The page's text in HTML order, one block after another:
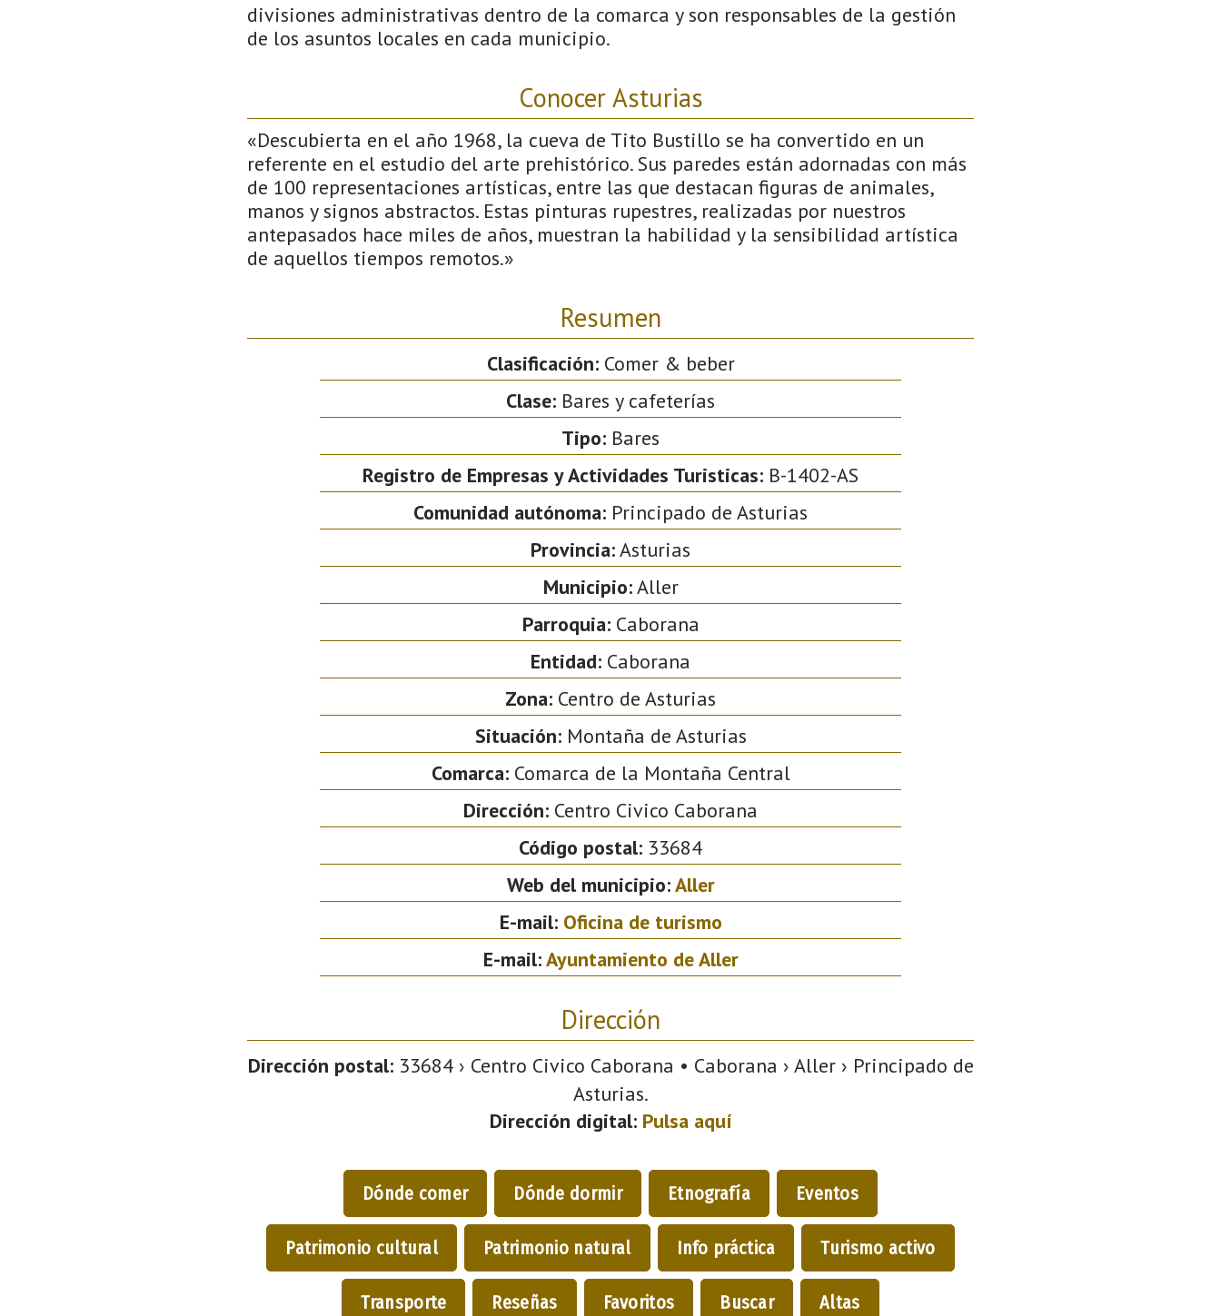
divisiones administrativas dentro de la comarca y son responsables de la gestión
de los asuntos locales en cada municipio.
Conocer Asturias
«Descubierta en el año 1968, la cueva de Tito Bustillo se ha convertido en un
referente en el estudio del arte prehistórico. Sus paredes están adornadas con más
de 100 representaciones artísticas, entre las que destacan figuras de animales,
manos y signos abstractos. Estas pinturas rupestres, realizadas por nuestros
antepasados hace miles de años, muestran la habilidad y la sensibilidad artística
de aquellos tiempos remotos.»
Resumen
Clasificación:Comer & beber
Clase: Bares y cafeterías
Tipo: Bares
Registro de Empresas y Actividades Turisticas: B-1402-AS
Comunidad autónoma: Principado de Asturias
Provincia:Asturias
Municipio:Aller
Parroquia:Caborana
Entidad: Caborana
Zona: Centro de Asturias
Situación:Montaña de Asturias
Comarca:Comarca de la Montaña Central
Dirección: Centro Civico Caborana
Código postal: 33684
Web del municipio:Aller
E-mail: Oficina de turismo
E-mail:Ayuntamiento de Aller
Dirección
Dirección postal:33684 › Centro Civico Caborana • Caborana › Aller › Principado de
Asturias.
Dirección digital: Pulsa aquí
Dónde comer Dónde dormir Etnografía Eventos
Patrimonio cultural Patrimonio natural Info práctica Turismo activo
Transporte Reseñas Favoritos Buscar Altas